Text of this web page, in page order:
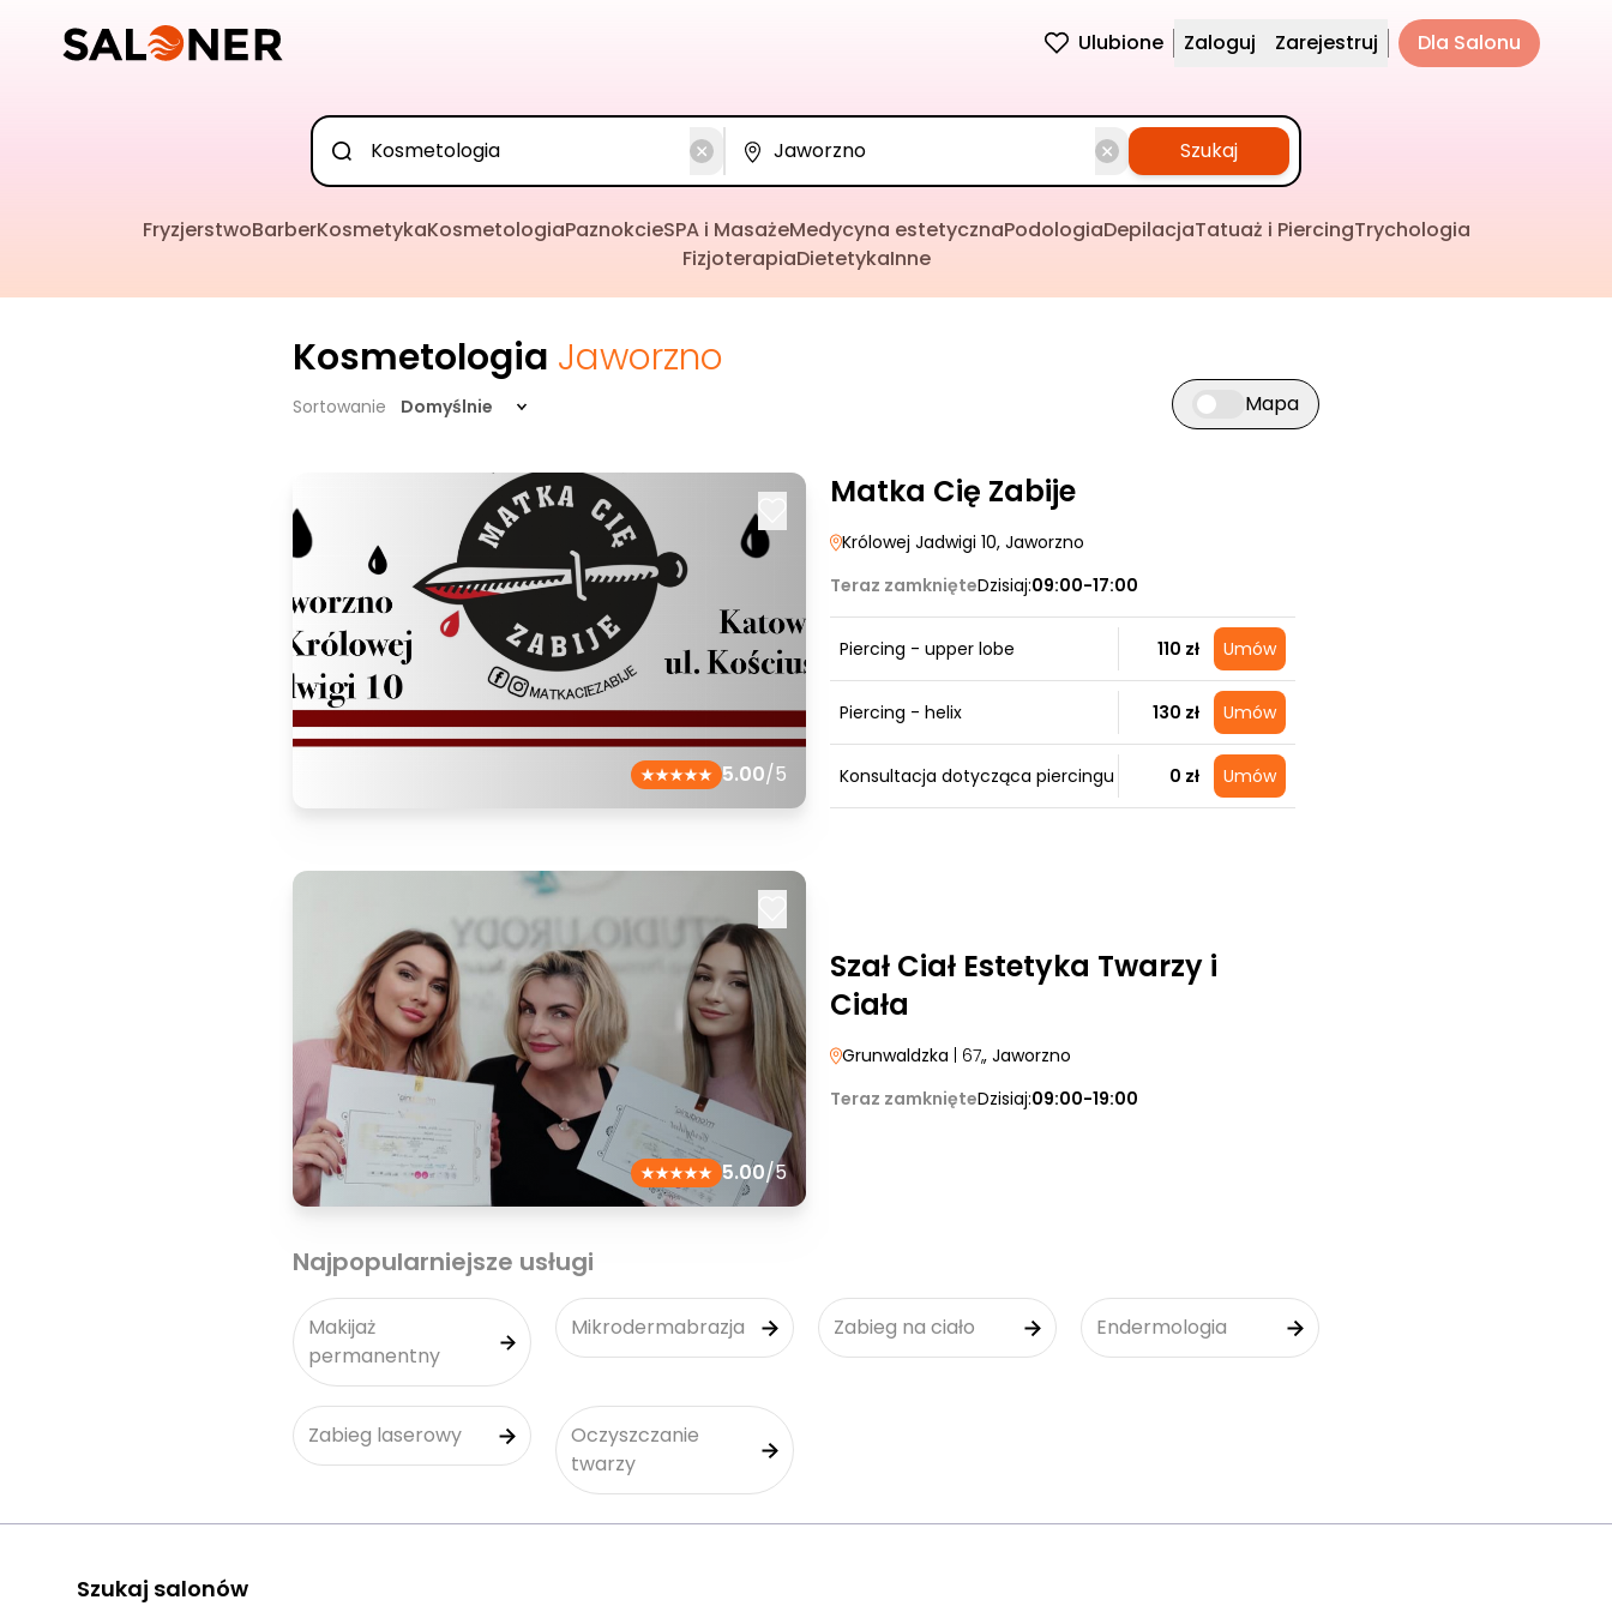
Ulubione Zaloguj Zarejestruj Dla Salonu
Szukaj
FryzjerstwoBarberKosmetykaKosmetologiaPaznokcieSPA i MasażeMedycyna estetycznaPodologiaDepilacjaTatuaż i PiercingTrychologia
FizjoterapiaDietetykaInne
Kosmetologia Jaworzno
Sortowanie Domyślnie Przełącz widok mapy
Mapa
5.00/5
Matka Cię Zabije
Królowej Jadwigi 10, Jaworzno
Teraz zamknięteDzisiaj:09:00-17:00
Piercing - upper lobe 110 zł Umów
Piercing - helix 130 zł Umów
Konsultacja dotycząca piercingu 0 zł Umów
5.00/5
Szał Ciał Estetyka Twarzy i
Ciała
Grunwaldzka | 67,, Jaworzno
Teraz zamknięteDzisiaj:09:00-19:00
Najpopularniejsze usługi
Makijaż
permanentny
Mikrodermabrazja Zabieg na ciało Endermologia
Zabieg laserowy
Oczyszczanie
twarzy
Szukaj salonów